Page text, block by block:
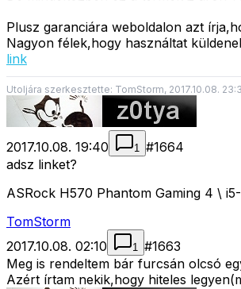
Plusz garanciára weboldalon azt
Nagyon félek,hogy használtat
link
Utoljára szerkesztette: TomStorm, 2017.10.08.
2017.10.08. 19:40 1 #1664
adsz linket?
ASRock H570 Phantom Gaming 4 \
TomStorm
2017.10.08. 02:10
1 #1663
Meg is rendeltem bár furcsán olcsó
Azért írtam nekik,hogy hiteles